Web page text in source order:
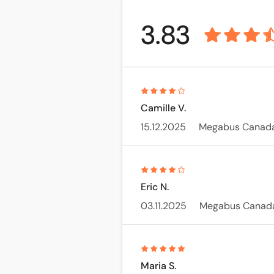
3.83
Camille V.
15.12.2025
Megabus
Eric N.
03.11.2025
Megabus
Maria S.